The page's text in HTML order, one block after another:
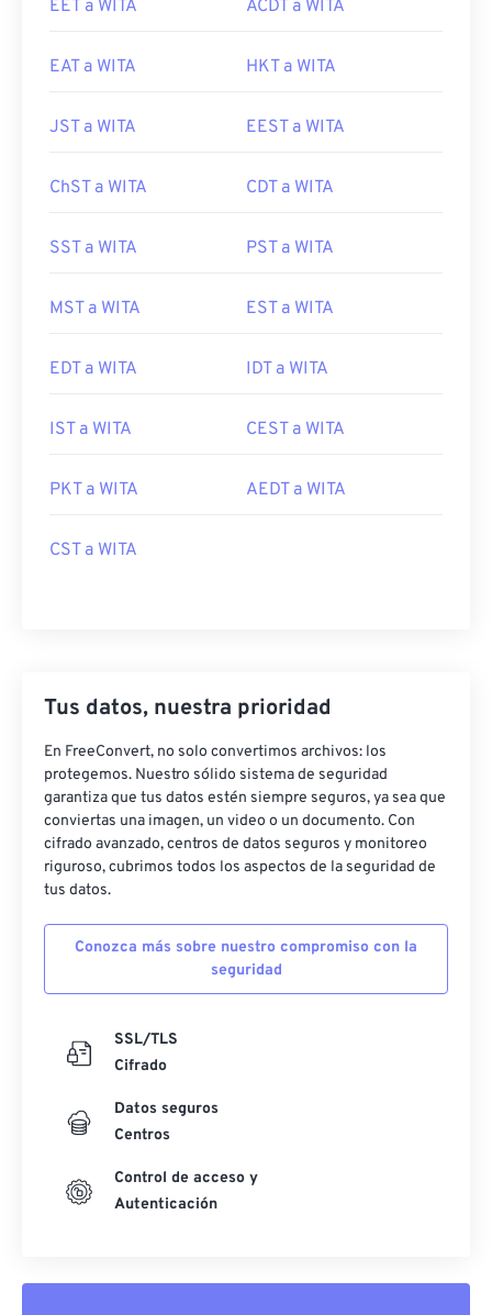
EET a WITA ACDT a WITA
EAT a WITA HKT a WITA
JST a WITA EEST a WITA
ChST a WITA CDT a WITA
SST a WITA PST a WITA
MST a WITA EST a WITA
EDT a WITA IDT a WITA
IST a WITA CEST a WITA
PKT a WITA AEDT a WITA
CST a WITA
Tus datos, nuestra prioridad
En FreeConvert, no solo convertimos archivos: los
protegemos. Nuestro sólido sistema de seguridad
garantiza que tus datos estén siempre seguros, ya sea que
conviertas una imagen, un video o un documento. Con
cifrado avanzado, centros de datos seguros y monitoreo
riguroso, cubrimos todos los aspectos de la seguridad de
tus datos.
Conozca más sobre nuestro compromiso con la
seguridad
SSL/TLS
Cifrado
Datos seguros
Centros
Control de acceso y
Autenticación